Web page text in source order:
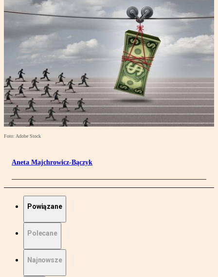
Foto: Adobe Stock
Aneta Majchrowicz-Bączyk
Powiązane
Polecane
Najnowsze